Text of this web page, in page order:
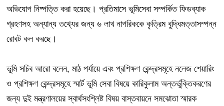
অভিযোগ নিষ্পত্তি করা হয়েছে। প্রতিমাসে ভূমিসেবা সম্পর্কিত ফিডব্যাক
গ্রহণসহ অন্যান্য তথ্যের জন্য ৬ লাখ নাগরিককে কৃত্রিম বুদ্ধিমত্তাসম্পন্ন
রোবট কল করছে।
ভূমি সচিব আরো বলেন, মাঠ পর্যায়ে এবং প্রশিক্ষণ কেন্দ্রসমূহে নলেজ শেয়ারিং
ও প্রশিক্ষণ কেন্দ্রসমূহে স্মার্ট ভূমি সেবা বিষয়ে কারিকুলাম অন্তর্ভুক্তিকরণের
জন্য দুই মন্ত্রণালয়ের স্বার্থসংশ্লিষ্ট বিষয় বাস্তবায়নে সমঝোতা স্মারক